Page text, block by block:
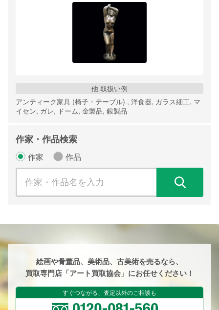
他 取扱い例
アンティーク家具 (椅子・テーブル) , 洋食器, ガラス細工, マ
イセン, ガレ, ドーム, 金製品, 銀製品
作家・作品検索
作家 作品
絵画や骨董品、美術品、古美術を売るなら、
買取専門店「アート買取協会」にお任せください！
すぐつながる、査定以外のご相談も